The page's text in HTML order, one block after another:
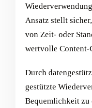
Ansatz stellt
von Zeit- oder
wertvolle Content-
Durch
gestützte
Bequemlichkeit zu